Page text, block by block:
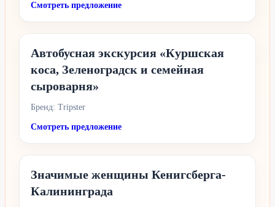
Смотреть предложение
Автобусная экскурсия «Куршская
коса, Зеленоградск и семейная
сыроварня»
Бренд: Tripster
Смотреть предложение
Значимые женщины Кенигсберга-
Калининграда